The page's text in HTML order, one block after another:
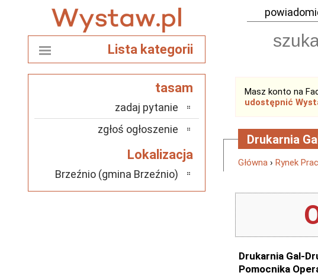
Masz konto na
udostępnić
Drukarnia
Główna › Rynek
Drukarnia Gal-
Pomocnika
Lista kategorii
tasam
zadaj pytanie
zgłoś ogłoszenie
Lokalizacja
Brzeźnio (gmina Brzeźnio)